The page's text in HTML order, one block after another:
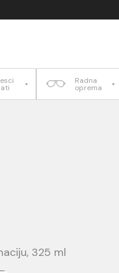
Radna
oprema
325 ml